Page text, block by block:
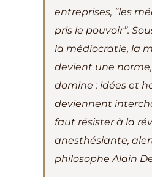
entreprises, “les
pris le pouvoir”.
la médiocratie, la
devient une
domine : idées et
deviennent
faut résister à la
anesthésiante,
philosophe Alain